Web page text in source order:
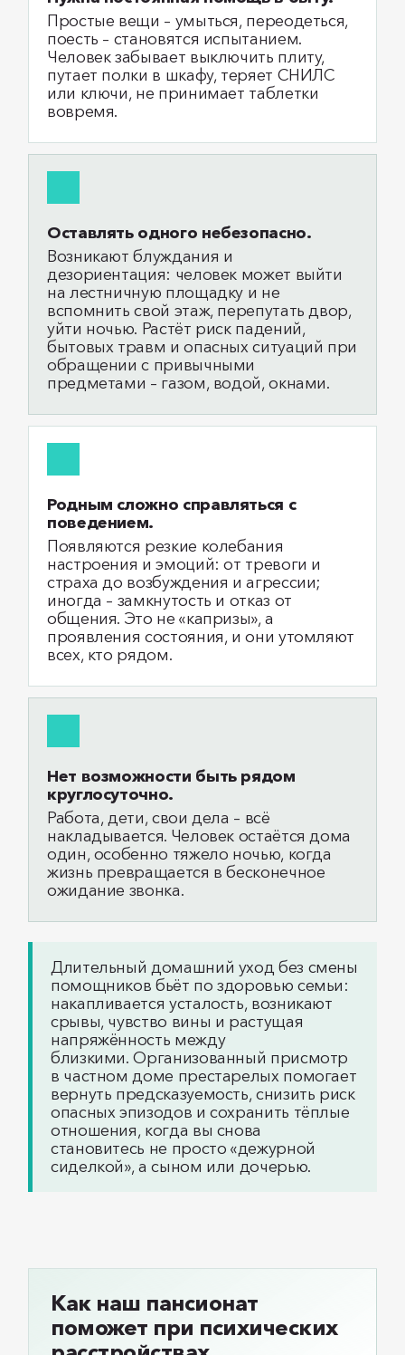
Простые вещи – умыться, переодеться,
поесть – становятся испытанием.
Человек забывает выключить плиту,
путает полки в шкафу, теряет СНИЛС
или ключи, не принимает таблетки
вовремя.
Оставлять одного небезопасно.
Возникают блуждания и
дезориентация: человек может выйти
на лестничную площадку и не
вспомнить свой этаж, перепутать двор,
уйти ночью. Растёт риск падений,
бытовых травм и опасных ситуаций при
обращении с привычными
предметами – газом, водой, окнами.
Родным сложно справляться с
поведением.
Появляются резкие колебания
настроения и эмоций: от тревоги и
страха до возбуждения и агрессии;
иногда – замкнутость и отказ от
общения. Это не «капризы», а
проявления состояния, и они утомляют
всех, кто рядом.
Нет возможности быть рядом
круглосуточно.
Работа, дети, свои дела – всё
накладывается. Человек остаётся дома
один, особенно тяжело ночью, когда
жизнь превращается в бесконечное
ожидание звонка.
Длительный домашний уход без смены
помощников бьёт по здоровью семьи:
накапливается усталость, возникают
срывы, чувство вины и растущая
напряжённость между
близкими. Организованный присмотр
в частном доме престарелых помогает
вернуть предсказуемость, снизить риск
опасных эпизодов и сохранить тёплые
отношения, когда вы снова
становитесь не просто «дежурной
сиделкой», а сыном или дочерью.
Как наш пансионат
поможет при психических